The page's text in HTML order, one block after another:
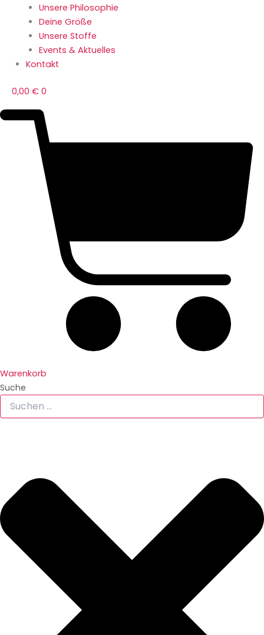
Unsere Philosophie
Deine Größe
Unsere Stoffe
Events & Aktuelles
Kontakt
0,00 € 0
Warenkorb
Suche